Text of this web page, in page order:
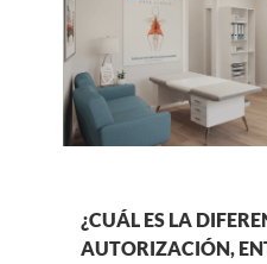
¿CUÁL ES LA
AUTORIZACIÓN,